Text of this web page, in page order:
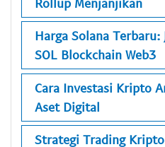
Harga Solana Terbaru:
SOL Blockchain Web3
Cara Investasi Kripto
Aset Digital
Strategi Trading